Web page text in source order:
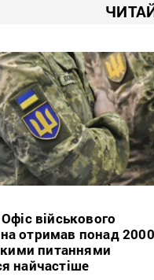
військового
отримав понад 2000
питаннями
найчастіше